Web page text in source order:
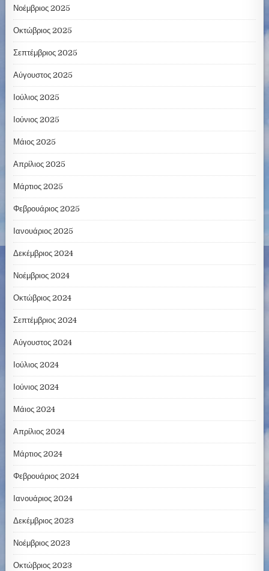
Νοέμβριος 2025
Οκτώβριος 2025
Σεπτέμβριος 2025
Αύγουστος 2025
Ιούλιος 2025
Ιούνιος 2025
Μάιος 2025
Απρίλιος 2025
Μάρτιος 2025
Φεβρουάριος 2025
Ιανουάριος 2025
Δεκέμβριος 2024
Νοέμβριος 2024
Οκτώβριος 2024
Σεπτέμβριος 2024
Αύγουστος 2024
Ιούλιος 2024
Ιούνιος 2024
Μάιος 2024
Απρίλιος 2024
Μάρτιος 2024
Φεβρουάριος 2024
Ιανουάριος 2024
Δεκέμβριος 2023
Νοέμβριος 2023
Οκτώβριος 2023